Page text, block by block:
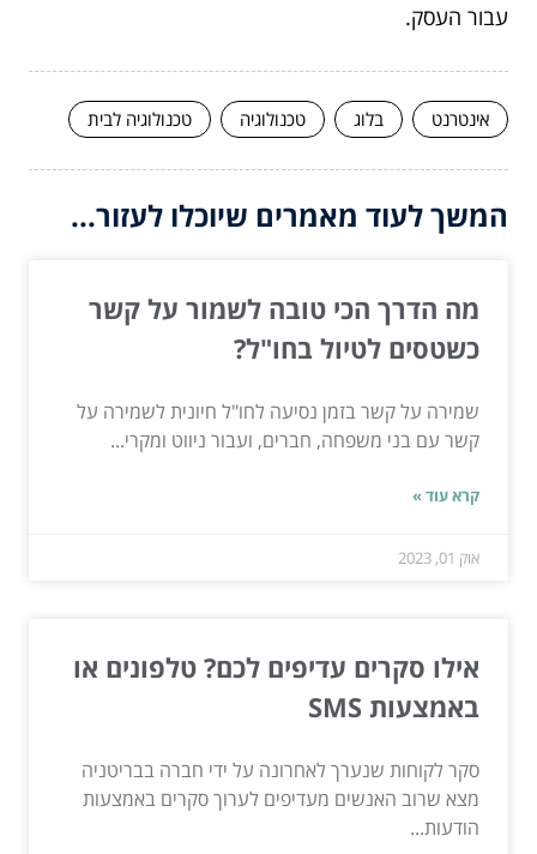
עבור העסק.
אינטרנט בלוג טכנולוגיה טכנולוגיה לבית
המשך לעוד מאמרים שיוכלו לעזור...
מה הדרך הכי טובה לשמור על קשר
כשטסים לטיול בחו"ל?
שמירה על קשר בזמן נסיעה לחו"ל חיונית לשמירה על
קשר עם בני משפחה, חברים, ועבור ניווט ומקרי...
קרא עוד »
אוק 01, 2023
אילו סקרים עדיפים לכם? טלפונים או
באמצעות SMS
סקר לקוחות שנערך לאחרונה על ידי חברה בבריטניה
מצא שרוב האנשים מעדיפים לערוך סקרים באמצעות
הודעות...